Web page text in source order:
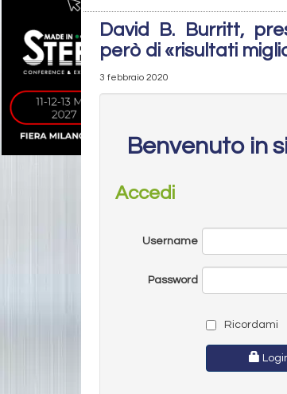
David B. Burritt,
però di «risultati
3 febbraio 2020
Benvenuto in
Accedi
Username
Password
Ricordami